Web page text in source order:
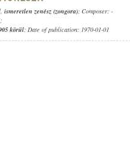
, ismeretlen zenész (zongora); Composer: -
;
körül; Date of publication: 1970-01-01